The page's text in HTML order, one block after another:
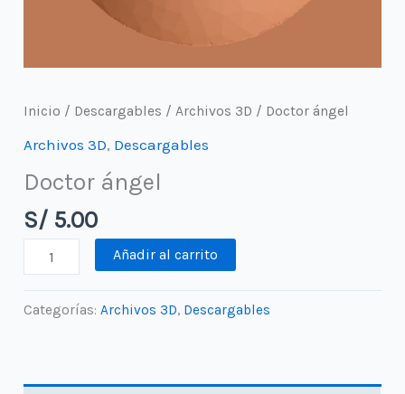
Inicio / Descargables /Archivos 3D / Doctor ángel
Archivos 3D, Descargables
Doctor ángel
S/ 5.00
Doctor
ángel
cantidad
Añadir al carrito
Categorías:Archivos 3D, Descargables